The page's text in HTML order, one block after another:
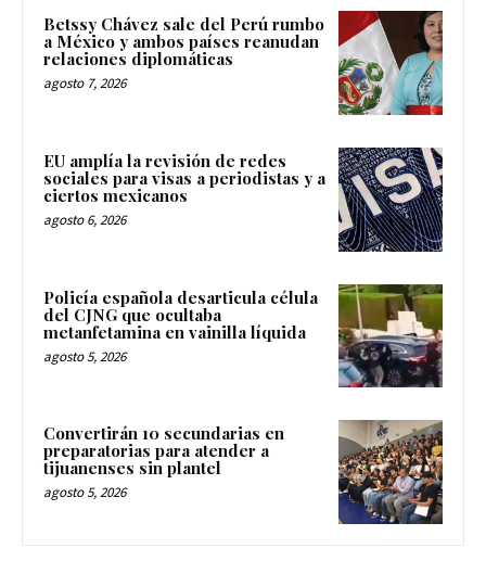
Betssy Chávez sale del Perú rumbo
a México y ambos países reanudan
relaciones diplomáticas
agosto 7, 2026
EU amplía la revisión de redes
sociales para visas a periodistas y a
ciertos mexicanos
agosto 6, 2026
Policía española desarticula célula
del CJNG que ocultaba
metanfetamina en vainilla líquida
agosto 5, 2026
Convertirán 10 secundarias en
preparatorias para atender a
tijuanenses sin plantel
agosto 5, 2026